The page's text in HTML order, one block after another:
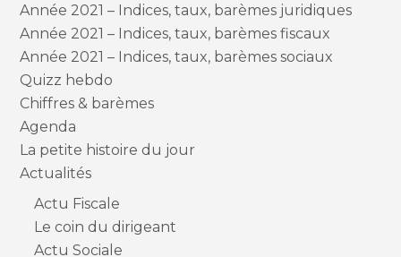
Année 2021 – Indices, taux, barèmes juridiques
Année 2021 – Indices, taux, barèmes fiscaux
Année 2021 – Indices, taux, barèmes sociaux
Quizz hebdo
Chiffres & barèmes
Agenda
La petite histoire du jour
Actualités
Actu Fiscale
Le coin du dirigeant
Actu Sociale